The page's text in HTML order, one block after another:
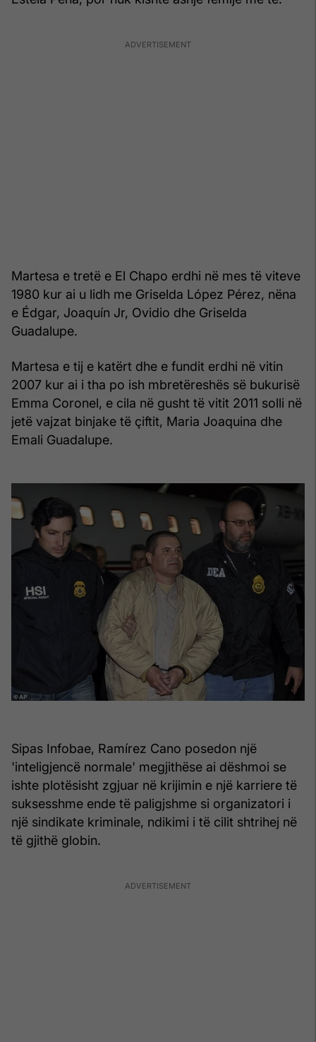
Martesa e tretë e El Chapo erdhi në mes të viteve
1980 kur ai u lidh me Griselda López Pérez, nëna
e Édgar, Joaquín Jr, Ovidio dhe Griselda
Guadalupe.
Martesa e tij e katërt dhe e fundit erdhi në vitin
2007 kur ai i tha po ish mbretëreshës së bukurisë
Emma Coronel, e cila në gusht të vitit 2011 solli në
jetë vajzat binjake të çiftit, Maria Joaquina dhe
Emali Guadalupe.
Sipas Infobae, Ramírez Cano posedon një
'inteligjencë normale' megjithëse ai dëshmoi se
ishte plotësisht zgjuar në krijimin e një karriere të
suksesshme ende të paligjshme si organizatori i
një sindikate kriminale, ndikimi i të cilit shtrihej në
të gjithë globin.